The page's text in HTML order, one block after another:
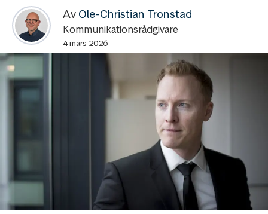
Av Ole-Christian Tronstad
Kommunikationsrådgivare
4 mars 2026